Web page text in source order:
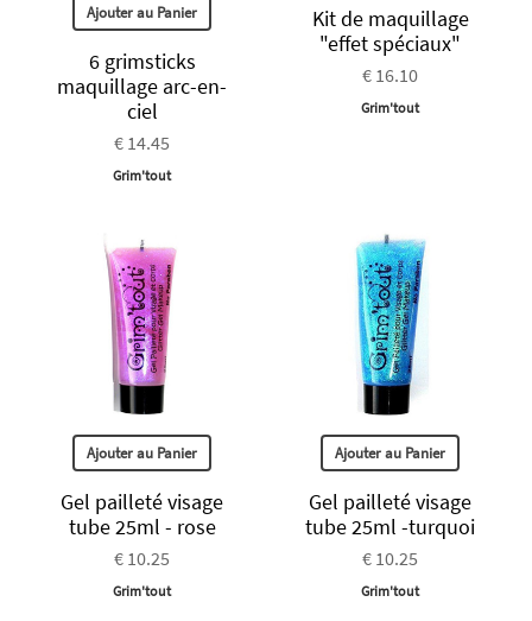
Ajouter au Panier
6 grimsticks
maquillage arc-en-
ciel
€ 14.45
Grim'tout
Kit de maquillage
"effet spéciaux"
€ 16.10
Grim'tout
Ajouter au Panier
Gel pailleté visage
tube 25ml - rose
€ 10.25
Grim'tout
Ajouter au Panier
Gel pailleté visage
tube 25ml -turquoi
€ 10.25
Grim'tout